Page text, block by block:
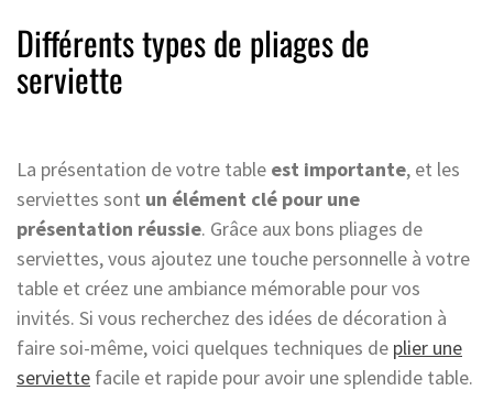
Différents types de pliages de
serviette
La présentation de votre table est importante, et les
serviettes sont un élément clé pour une
présentation réussie. Grâce aux bons pliages de
serviettes, vous ajoutez une touche personnelle à votre
table et créez une ambiance mémorable pour vos
invités. Si vous recherchez des idées de décoration à
faire soi-même, voici quelques techniques de plier une
serviette facile et rapide pour avoir une splendide table.